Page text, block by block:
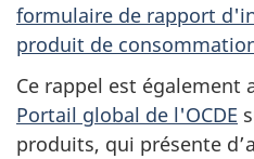
formulaire de rapport
produit de
Ce rappel est également
Portail global de l'OCDE
produits, qui présente